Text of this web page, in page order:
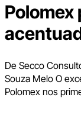
De Secco
Souza Melo O
Polomex nos